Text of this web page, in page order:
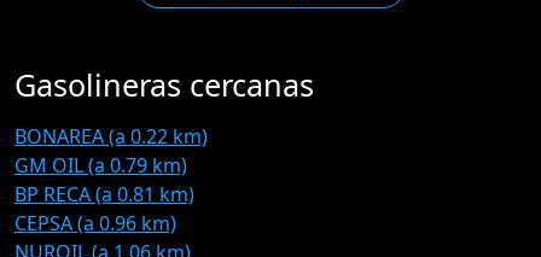
Gasolineras cercanas
BONAREA (a 0.22 km)
GM OIL (a 0.79 km)
BP RECA (a 0.81 km)
CEPSA (a 0.96 km)